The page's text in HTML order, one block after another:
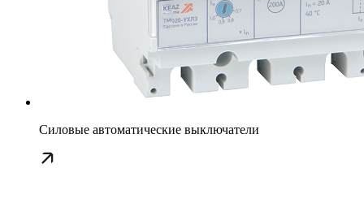
Силовые автоматические выключатели